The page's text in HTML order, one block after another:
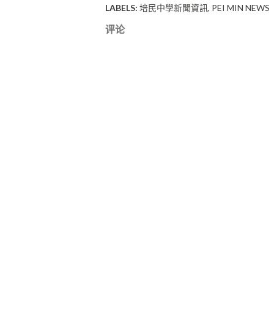
LABELS: 培民中學新聞資訊 PEI MIN NEWS
评论